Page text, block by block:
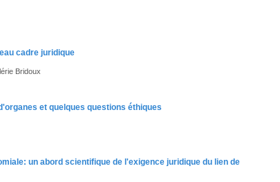
cadre juridique
Bridoux
et quelques questions éthiques
un abord scientifique de l'exigence juridique du lien de